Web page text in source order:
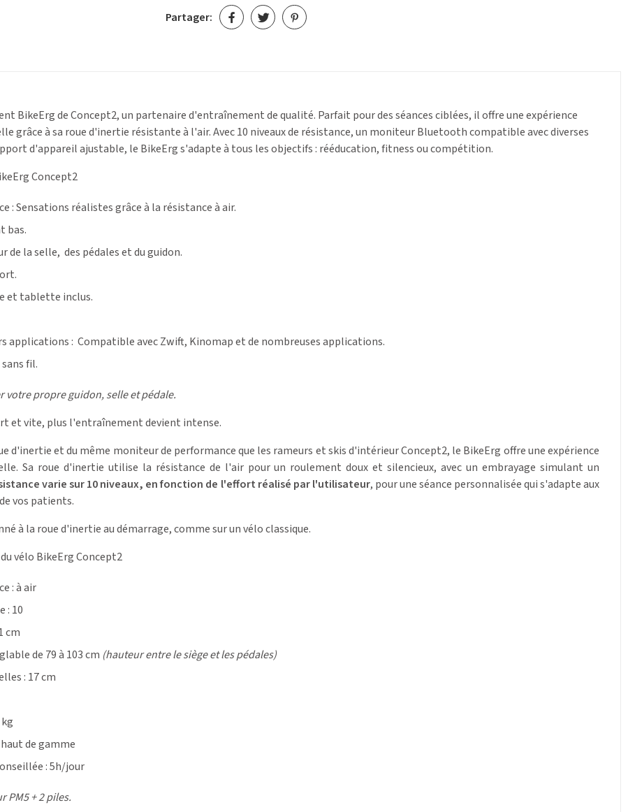
Partager:
BikeErg de Concept2, un partenaire d'entraînement de qualité. Parfait pour des séances ciblées, il offre une expérience
grâce à sa roue d'inertie résistante à l'air. Avec 10 niveaux de résistance, un moniteur Bluetooth compatible avec diverses
d'appareil ajustable, le BikeErg s'adapte à tous les objectifs : rééducation, fitness ou compétition.
Concept2
:Sensations réalistes grâce à la résistance à air.
bas.
de la selle, des pédales et du guidon.
et tablette inclus.
applications : Compatible avec Zwift, Kinomap et de nombreuses applications.
fil.
votre propre guidon, selle et pédale.
et vite, plus l'entraînement devient intense.
d'inertie et du même moniteur de performance que les rameurs et skis d'intérieur Concept2, le BikeErg offre une expérience
Sa roue d'inertie utilise la résistance de l'air pour un roulement doux et silencieux, avec un embrayage simulant un
varie sur 10 niveaux, en fonction de l'effort réalisé par l'utilisateur, pour une séance personnalisée qui s'adapte aux
vos patients.
à la roue d'inertie au démarrage, comme sur un vélo classique.
vélo BikeErg Concept2
: à air
: 10
cm
de 79 à 103 cm (hauteur entre le siège et les pédales)
: 17 cm
de gamme
: 5h/jour
PM5 + 2 piles.